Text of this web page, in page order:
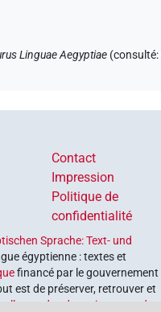
Linguae Aegyptiae (consulté:
Contact
Impression
Politique de
confidentialité
Sprache: Text- und
égyptienne : textes et
financé par le gouvernement
est de préserver, retrouver et
des sciences et des